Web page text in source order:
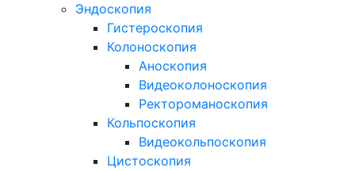
Эндоскопия
Гистероскопия
Колоноскопия
Аноскопия
Видеоколоноскопия
Ректороманоскопия
Кольпоскопия
Видеокольпоскопия
Цистоскопия